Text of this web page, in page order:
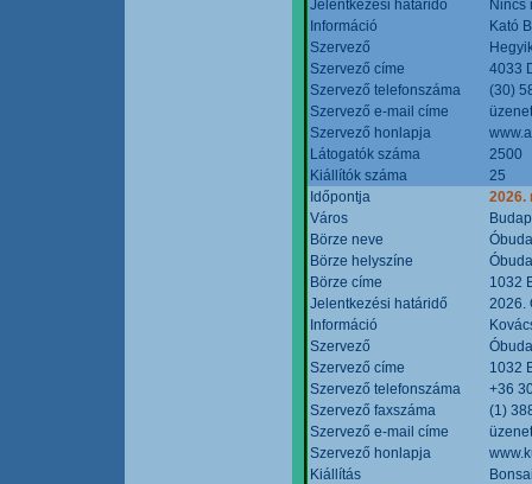
Jelentkezési határidő
Nincs
Információ
Kató
Szervező
Szervező címe
4033
Szervező telefonszáma
(30)
Szervező e-mail címe
Szervező honlapja
Látogatók száma
2500
Kiállítók száma
25
Időpontja
2026.
Város
Börze neve
Börze helyszíne
Börze címe
1032
Jelentkezési határidő
2026.
Információ
Szervező
Szervező címe
1032
Szervező telefonszáma
+36
Szervező faxszáma
(1)
Szervező e-mail címe
Szervező honlapja
Kiállítás